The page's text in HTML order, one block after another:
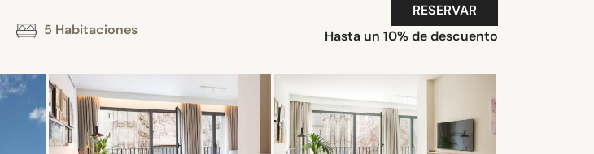
5 Habitaciones
RESERVAR
Hasta un 10% de descuento